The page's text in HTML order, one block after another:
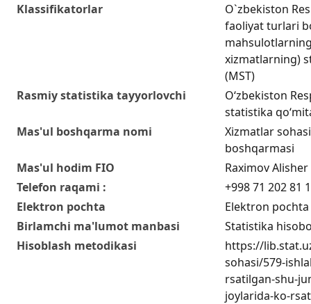
Klassifikatorlar
O`zbekiston
faoliyat turlari
xizmatlarning)
(MST)
Rasmiy statistika tayyorlovchi
O‘zbekiston
statistika
Mas'ul boshqarma nomi
Xizmatlar
boshqarmasi
Mas'ul hodim FIO
Raximov
Telefon raqami :
+998 71 202 81
Elektron pochta
Elektron pochta
Birlamchi ma'lumot manbasi
Statistika
Hisoblash metodikasi
https://
sohasi/579-
rsatilgan-shu-
joylarida-ko-